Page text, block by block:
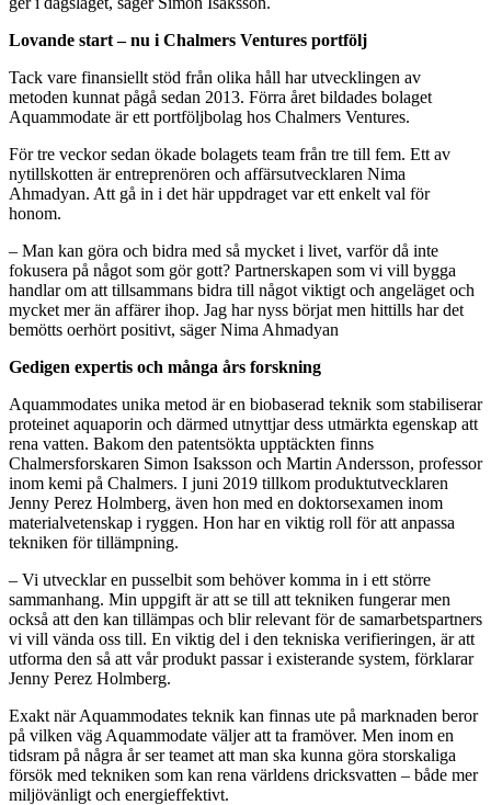
Lovande start – nu i Chalmers Ventures portfölj
Tack vare finansiellt stöd från olika håll har utvecklingen av
metoden kunnat pågå sedan 2013. Förra året bildades bolaget
Aquammodate är ett portföljbolag hos Chalmers Ventures.
För tre veckor sedan ökade bolagets team från tre till fem. Ett av
nytillskotten är entreprenören och affärsutvecklaren Nima
Ahmadyan. Att gå in i det här uppdraget var ett enkelt val för
honom.
– Man kan göra och bidra med så mycket i livet, varför då inte
fokusera på något som gör gott? Partnerskapen som vi vill bygga
handlar om att tillsammans bidra till något viktigt och angeläget och
mycket mer än affärer ihop. Jag har nyss börjat men hittills har det
bemötts oerhört positivt, säger Nima Ahmadyan
Gedigen expertis och många års forskning
Aquammodates unika metod är en biobaserad teknik som stabiliserar
proteinet aquaporin och därmed utnyttjar dess utmärkta egenskap att
rena vatten. Bakom den patentsökta upptäckten finns
Chalmersforskaren Simon Isaksson och Martin Andersson, professor
inom kemi på Chalmers. I juni 2019 tillkom produktutvecklaren
Jenny Perez Holmberg, även hon med en doktorsexamen inom
materialvetenskap i ryggen. Hon har en viktig roll för att anpassa
tekniken för tillämpning.
– Vi utvecklar en pusselbit som behöver komma in i ett större
sammanhang. Min uppgift är att se till att tekniken fungerar men
också att den kan tillämpas och blir relevant för de samarbetspartners
vi vill vända oss till. En viktig del i den tekniska verifieringen, är att
utforma den så att vår produkt passar i existerande system, förklarar
Jenny Perez Holmberg.
Exakt när Aquammodates teknik kan finnas ute på marknaden beror
på vilken väg Aquammodate väljer att ta framöver. Men inom en
tidsram på några år ser teamet att man ska kunna göra storskaliga
försök med tekniken som kan rena världens dricksvatten – både mer
miljövänligt och energieffektivt.​